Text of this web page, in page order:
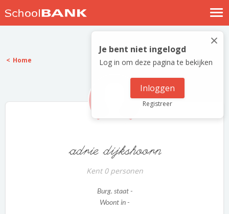
Nostalgische verhalen
Log in
Meld je gratis aan
×
Je bent niet ingelogd
Log in om deze pagina te bekijken
Inloggen
Registreer
Home
adrie dijkshoorn
Kent 0 personen
Burg. staat -
Woont in -